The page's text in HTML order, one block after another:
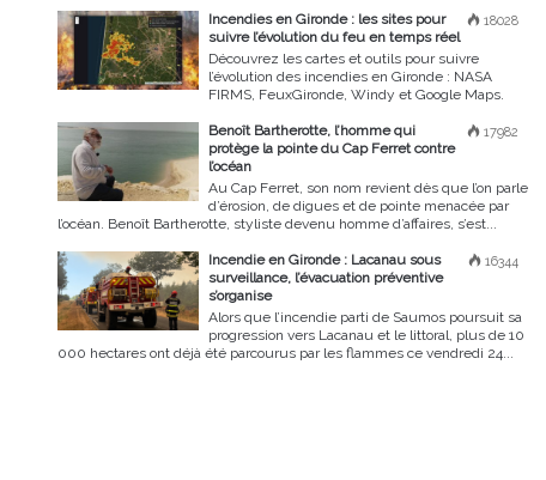
18028
Incendies en Gironde : les sites pour
suivre l’évolution du feu en temps réel
Découvrez les cartes et outils pour suivre
l’évolution des incendies en Gironde : NASA
FIRMS, FeuxGironde, Windy et Google Maps.
17982
Benoît Bartherotte, l’homme qui
protège la pointe du Cap Ferret contre
l’océan
Au Cap Ferret, son nom revient dès que l’on parle
d’érosion, de digues et de pointe menacée par
l’océan. Benoît Bartherotte, styliste devenu homme d’affaires, s’est...
16344
Incendie en Gironde : Lacanau sous
surveillance, l’évacuation préventive
s’organise
Alors que l’incendie parti de Saumos poursuit sa
progression vers Lacanau et le littoral, plus de 10
000 hectares ont déjà été parcourus par les flammes ce vendredi 24...